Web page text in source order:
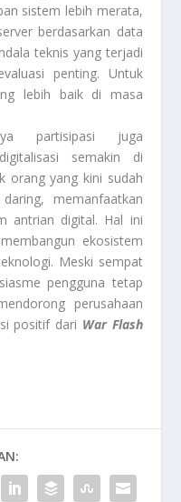
sistem lebih merata,
berdasarkan data
teknis yang terjadi
penting. Untuk
lebih baik di masa
partisipasi juga
semakin di
orang yang kini sudah
memanfaatkan
antrian digital. Hal ini
ekosistem
Meski sempat
pengguna tetap
perusahaan
positif dari War Flash